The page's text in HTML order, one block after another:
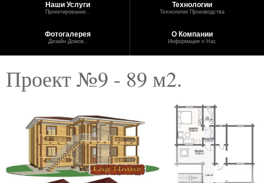
Наши Услуги
Проектирование..
Технологии
Технологии Производства
Фотогалерея
Дизайн Домов..
О Компании
Информация о Нас
Проект №9 - 89 м2.